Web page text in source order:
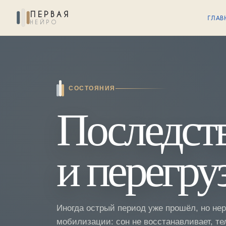
ПЕРВАЯ
НЕЙРО
Тревога и напряжение
Нарушения сна
Навязчивые мысли
СОСТОЯНИЯ
и
Иногда острый период уже прошёл, но
мобилизации: сон не восстанавливает,